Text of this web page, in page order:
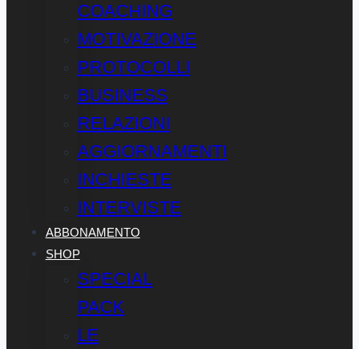
COACHING
MOTIVAZIONE
PROTOCOLLI
BUSINESS
RELAZIONI
AGGIORNAMENTI
INCHIESTE
INTERVISTE
ABBONAMENTO
SHOP
SPECIAL
PACK
LE